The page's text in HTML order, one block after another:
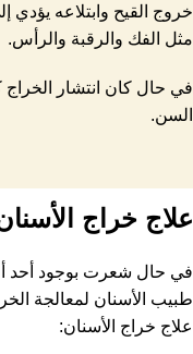
خروج القيح وابتلاعه يؤدي
مثل الفك والرقبة والرأس.
في حال كان انتشار
السن.
علاج خراج
في حال شعرت بوجود أحد
طبيب الأسنان لمعالجة
علاج خراج الأسنان: